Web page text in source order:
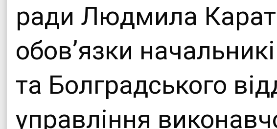
ради Людмила Карат
обов’язки
та Болградського
управління